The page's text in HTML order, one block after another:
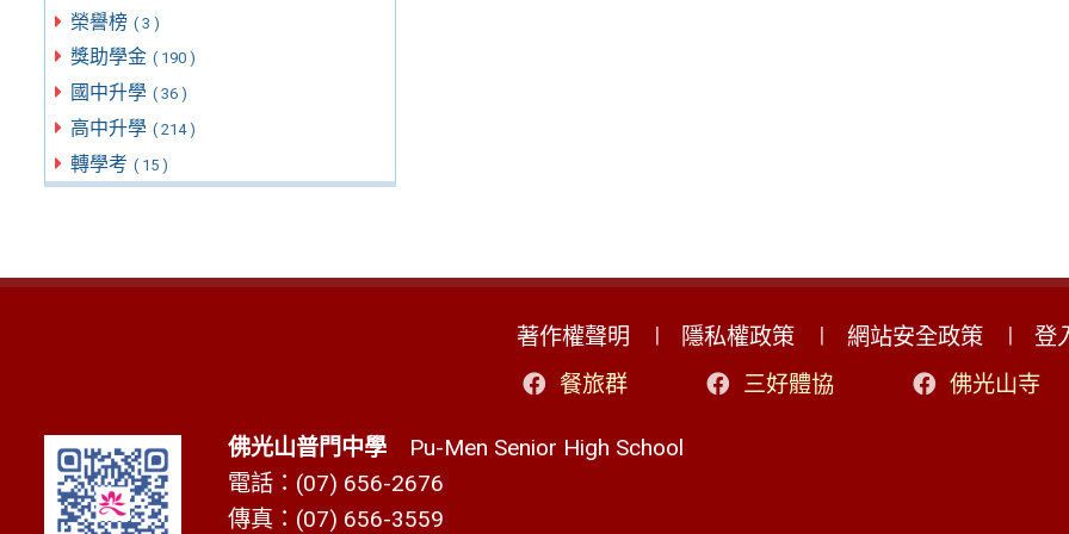
榮譽榜 ( 3 )
獎助學金 ( 190 )
國中升學 ( 36 )
高中升學 ( 214 )
轉學考 ( 15 )
著作權聲明 隱私權政策 網站安全政策
登
餐旅群
三好體協 佛光山寺
佛光山普門中學Pu-Men Senior High School
電話：(07) 656-2676
傳真：(07) 656-3559